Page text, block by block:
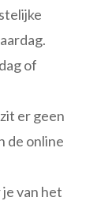
of
er geen
de online
van het